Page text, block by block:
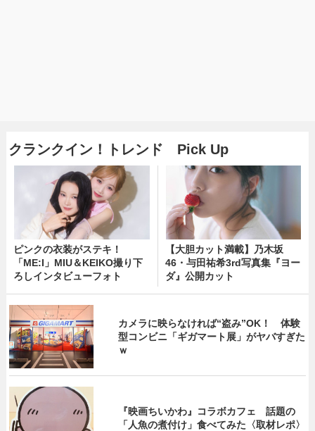
クランクイン！トレンド Pick Up
ピンクの衣装がステキ！
「ME:I」MIU＆KEIKO撮り下
ろしインタビューフォト
【大胆カット満載】乃木坂
46・与田祐希3rd写真集『ヨー
ダ』公開カット
カメラに映らなければ“盗み”OK！ 体験
型コンビニ「ギガマート展」がヤバすぎた
ｗ
『映画ちいかわ』コラボカフェ 話題の
「人魚の煮付け」食べてみた〈取材レポ〉